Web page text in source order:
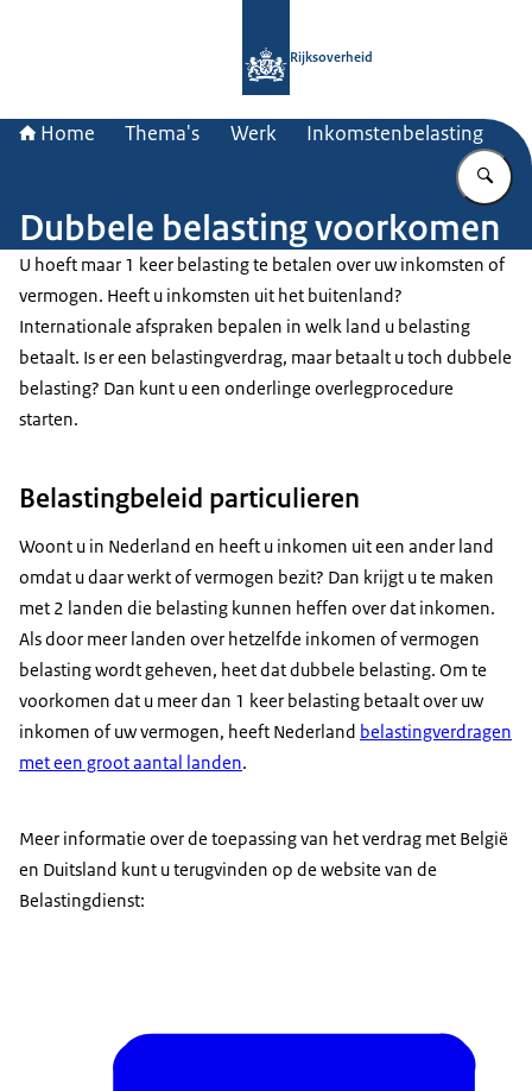
Rijksoverheid
Home Thema's Werk Inkomstenbelasting
Dubbele belasting voorkomen
U hoeft maar 1 keer belasting te betalen over uw inkomsten of
vermogen. Heeft u inkomsten uit het buitenland?
Internationale afspraken bepalen in welk land u belasting
betaalt. Is er een belastingverdrag, maar betaalt u toch dubbele
belasting? Dan kunt u een onderlinge overlegprocedure
starten.
Belastingbeleid particulieren
Woont u in Nederland en heeft u inkomen uit een ander land
omdat u daar werkt of vermogen bezit? Dan krijgt u te maken
met 2 landen die belasting kunnen heffen over dat inkomen.
Als door meer landen over hetzelfde inkomen of vermogen
belasting wordt geheven, heet dat dubbele belasting. Om te
voorkomen dat u meer dan 1 keer belasting betaalt over uw
inkomen of uw vermogen, heeft Nederland belastingverdragen
met een groot aantal landen.
Meer informatie over de toepassing van het verdrag met België
en Duitsland kunt u terugvinden op de website van de
Belastingdienst: